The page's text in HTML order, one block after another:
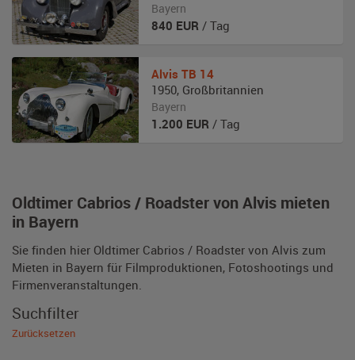
Oldtimer Cabrios / Roadster von Alvis mieten
in Bayern
Sie finden hier Oldtimer Cabrios / Roadster von Alvis zum
Mieten in Bayern für Filmproduktionen, Fotoshootings und
Firmenveranstaltungen.
Bayern
840 EUR / Tag
Alvis TB 14
1950, Großbritannien
Bayern
1.200 EUR / Tag
Suchfilter
Zurücksetzen